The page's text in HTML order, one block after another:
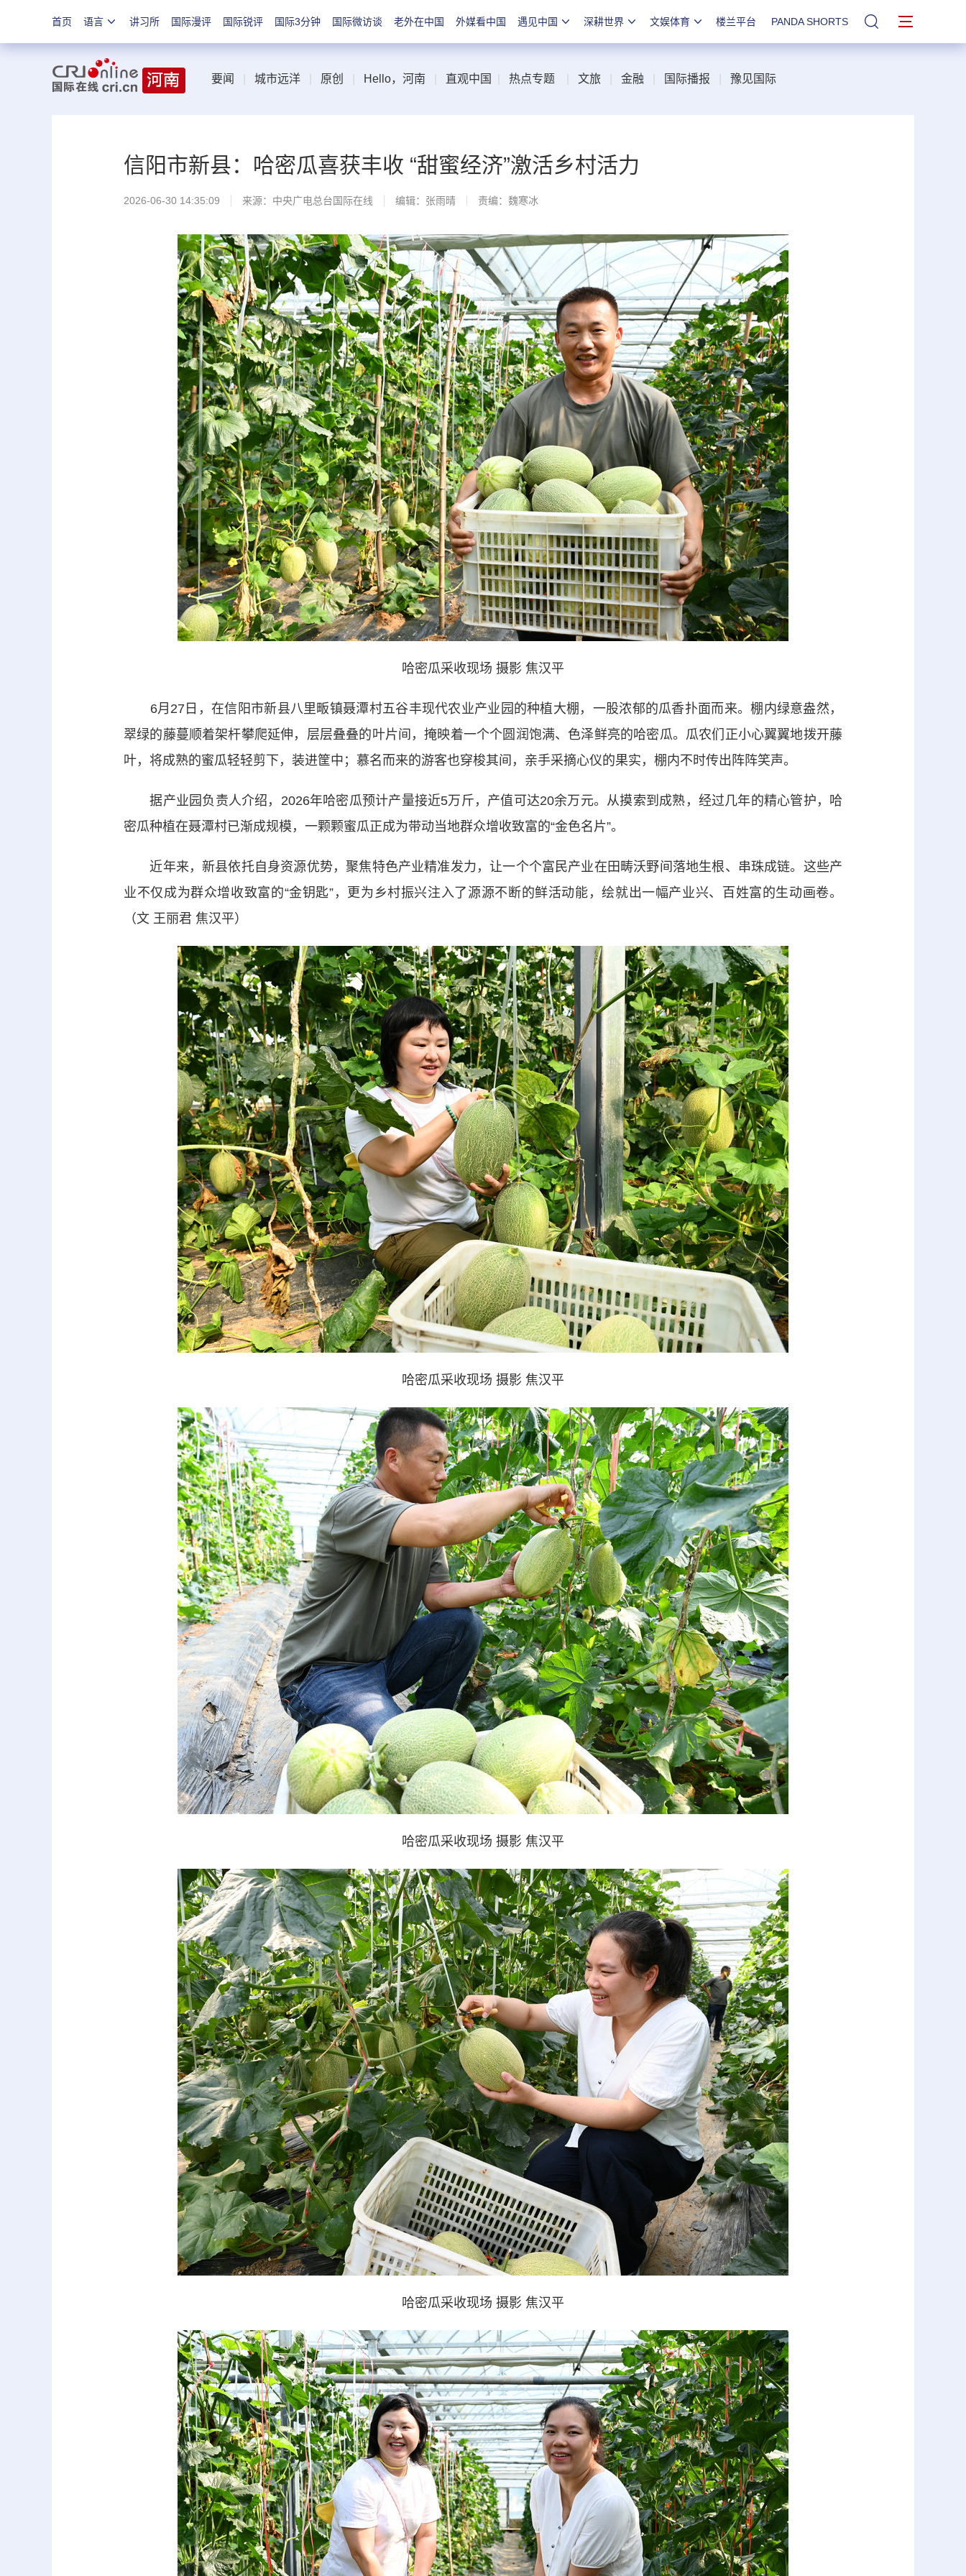
首页 语言 讲习所 国际漫评 国际锐评 国际3分钟 国际微访谈 老外在中国 外媒看中国 遇见中国 深耕世界 文娱体育 楼兰平台 PANDA SHORTS 站内搜索
要闻 城市远洋 原创 Hello，河南 直观中国 热点专题 文旅 金融 国际播报 豫见国际
信阳市新县：哈密瓜喜获丰收 “甜蜜经济”激活乡村活力
2026-06-30 14:35:09 来源：中央广电总台国际在线 编辑：张雨晴 责编：魏寒冰
哈密瓜采收现场 摄影 焦汉平
6月27日，在信阳市新县八里畈镇聂潭村五谷丰现代农业产业园的种植大棚，一股浓郁的瓜香扑面而来。棚内绿意盎然，
翠绿的藤蔓顺着架杆攀爬延伸，层层叠叠的叶片间，掩映着一个个圆润饱满、色泽鲜亮的哈密瓜。瓜农们正小心翼翼地拨开藤
叶，将成熟的蜜瓜轻轻剪下，装进筐中；慕名而来的游客也穿梭其间，亲手采摘心仪的果实，棚内不时传出阵阵笑声。
据产业园负责人介绍，2026年哈密瓜预计产量接近5万斤，产值可达20余万元。从摸索到成熟，经过几年的精心管护，哈
密瓜种植在聂潭村已渐成规模，一颗颗蜜瓜正成为带动当地群众增收致富的“金色名片”。
近年来，新县依托自身资源优势，聚焦特色产业精准发力，让一个个富民产业在田畴沃野间落地生根、串珠成链。这些产
业不仅成为群众增收致富的“金钥匙”，更为乡村振兴注入了源源不断的鲜活动能，绘就出一幅产业兴、百姓富的生动画卷。
（文 王丽君 焦汉平）
哈密瓜采收现场 摄影 焦汉平
哈密瓜采收现场 摄影 焦汉平
哈密瓜采收现场 摄影 焦汉平